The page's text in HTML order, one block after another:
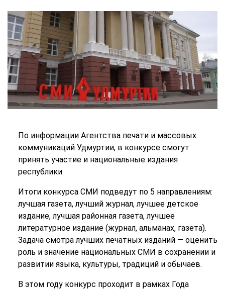
По информации Агентства печати и массовых
коммуникаций Удмуртии, в конкурсе смогут
принять участие и национальные издания
республики
Итоги конкурса СМИ подведут по 5 направлениям:
лучшая газета, лучший журнал, лучшее детское
издание, лучшая районная газета, лучшее
литературное издание (журнал, альманах, газета).
Задача смотра лучших печатных изданий — оценить
роль и значение национальных СМИ в сохранении и
развитии языка, культуры, традиций и обычаев.
В этом году конкурс проходит в рамках Года